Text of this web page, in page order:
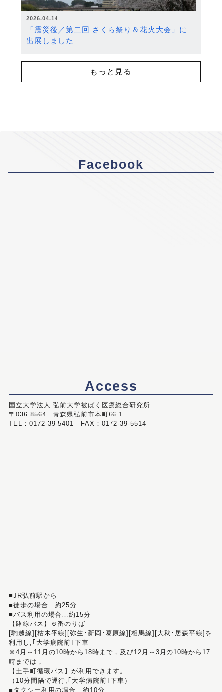
2026.04.14
「震災後／第二回 さくら祭り＆花火大会」に
出展しました
もっと見る
Facebook
Access
国立大学法人 弘前大学被ばく医療総合研究所
〒036-8564 青森県弘前市本町66-1
TEL：0172-39-5401 FAX：0172-39-5514
■JR弘前駅から
■徒歩の場合…約25分
■バス利用の場合…約15分
【路線バス】６番のりば
[駒越線][枯木平線][弥生･新岡･葛原線][相馬線][大秋･居森平線]を
利用し,｢大学病院前｣下車
※4月～11月の10時から18時まで，及び12月～3月の10時から17
時までは，
【土手町循環バス】が利用できます。
（10分間隔で運行,｢大学病院前｣下車）
■タクシー利用の場合…約10分